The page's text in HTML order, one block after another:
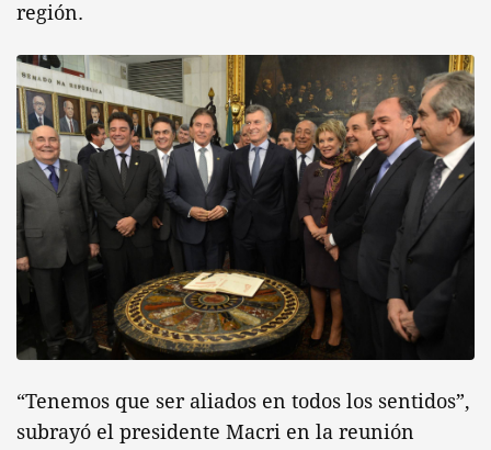
región.
“Tenemos que ser aliados en todos los sentidos”,
subrayó el presidente Macri en la reunión